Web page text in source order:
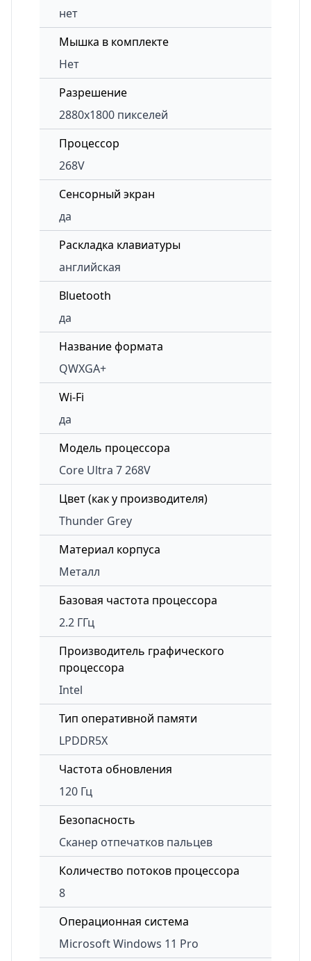
нет
Мышка в комплекте
Нет
Разрешение
2880x1800 пикселей
Процессор
268V
Сенсорный экран
да
Раскладка клавиатуры
английская
Bluetooth
да
Название формата
QWXGA+
Wi-Fi
да
Модель процессора
Core Ultra 7 268V
Цвет (как у производителя)
Thunder Grey
Материал корпуса
Металл
Базовая частота процессора
2.2 ГГц
Производитель графического
процессора
Intel
Тип оперативной памяти
LPDDR5X
Частота обновления
120 Гц
Безопасность
Сканер отпечатков пальцев
Количество потоков процессора
8
Операционная система
Microsoft Windows 11 Pro